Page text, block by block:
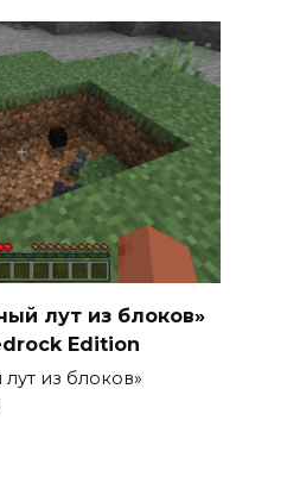
лут из блоков»
Edition
из блоков»